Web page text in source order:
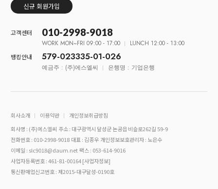
신규 회원가입
고객센터 010-2998-9018
WORK MON~FRI 09:00 - 17:00 LUNCH 12:00 - 13:00
뱅킹안내 579-023335-01-026
예금주 : (주)에스엘씨 은행명 : 기업은행
회사소개 이용약관
개인정보취급방침
회사명 : (주)에스엘씨 주소 : 대구광역시 달성군 논공읍 비슬로262길 59-9
전화번호 : 010-2998-9018 대표 : 김종우 개인정보보호관리자 : 노은수
이메일 : slc9018@daum.net 팩스 : 053-614-9016
사업자등록번호 : 461-81-00164[사업자정보]
통신판매업신고번호 : 제2015-대구달성-0190호